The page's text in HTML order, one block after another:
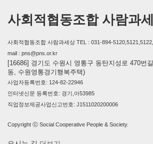
사회적협동조합 사람과
사회적협동조합 사람과세상 TEL : 031-894-
mail : pns@pns.or.kr
[16686] 경기도 수원시 영통구 동탄지성로 470번
동, 수원영통경기행복주택)
사업자등록번호: 124-82-22946
인터넷신문 등록번호: 경기,아53985
직업정보제공사업신고번호: J1511020200006
Copyright ⓒ Social Cooperative People & Society.